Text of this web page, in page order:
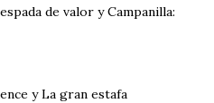
de valor y Campanilla:
y La gran estafa